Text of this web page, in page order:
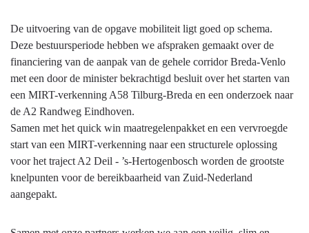
navigatie
Organiseren
duurzame
mobiliteit
Organiseren
slimme
De uitvoering van de opgave mobiliteit ligt goed op schema.
Deze bestuursperiode hebben we afspraken gemaakt over de
financiering van de aanpak van de gehele corridor Breda-Venlo
met een door de minister bekrachtigd besluit over het starten van
een MIRT-verkenning A58 Tilburg-Breda en een onderzoek naar
de A2 Randweg Eindhoven.
Samen met het quick win maatregelenpakket en een vervroegde
start van een MIRT-verkenning naar een structurele oplossing
voor het traject A2 Deil - ’s-Hertogenbosch worden de grootste
knelpunten voor de bereikbaarheid van Zuid-Nederland
aangepakt.